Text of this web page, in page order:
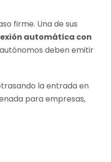
firme. Una de sus
automática con
deben emitir
la entrada en
para empresas,